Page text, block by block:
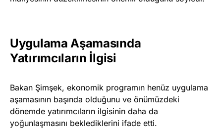
Uygulama Aşamasında
Yatırımcıların İlgisi
Bakan Şimşek, ekonomik programın henüz uygulama
aşamasının başında olduğunu ve önümüzdeki
dönemde yatırımcıların ilgisinin daha da
yoğunlaşmasını beklediklerini ifade etti.